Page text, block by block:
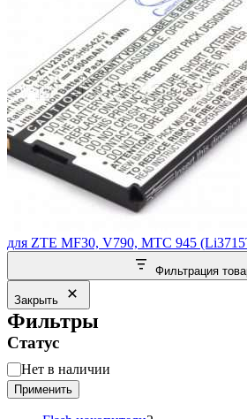
для ZTE MF30, V790, МТС 945
Фильтрация
Закрыть
Фильтры
Статус
Статус
Нет в наличии
Применить